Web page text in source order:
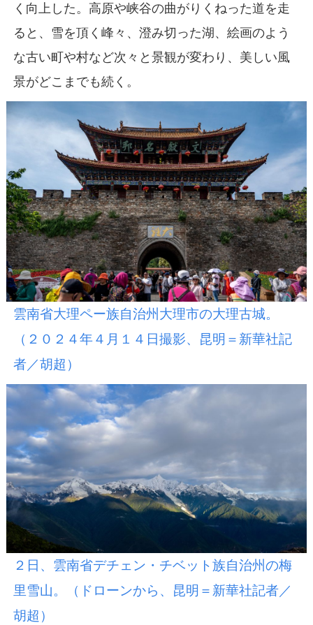
く向上した。高原や峡谷の曲がりくねった道を走
ると、雪を頂く峰々、澄み切った湖、絵画のよう
な古い町や村など次々と景観が変わり、美しい風
景がどこまでも続く。
雲南省大理ペー族自治州大理市の大理古城。
（２０２４年４月１４日撮影、昆明＝新華社記
者／胡超）
２日、雲南省デチェン・チベット族自治州の梅
里雪山。（ドローンから、昆明＝新華社記者／
胡超）